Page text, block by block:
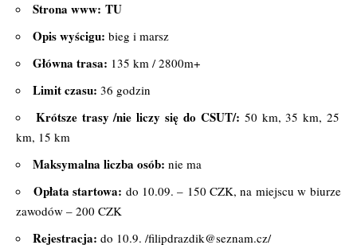
Strona www: TU
Opis wyścigu: bieg i marsz
Główna trasa: 135 km / 2800m+
Limit czasu: 36 godzin
Krótsze trasy /nie liczy się do CSUT/: 50 km, 35 km, 25
km, 15 km
Maksymalna liczba osób: nie ma
Opłata startowa: do 10.09. – 150 CZK, na miejscu w biurze
zawodów – 200 CZK
Rejestracja: do 10.9. /filipdrazdik@seznam.cz/